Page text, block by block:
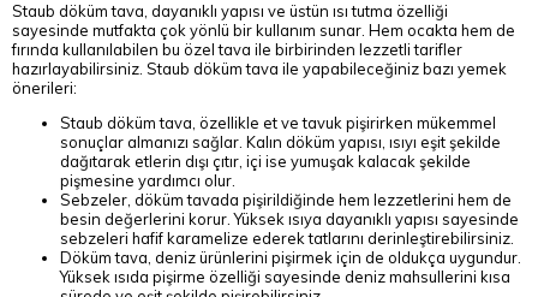
Staub döküm tava, dayanıklı yapısı ve üstün ısı tutma özelliği
sayesinde mutfakta çok yönlü bir kullanım sunar. Hem ocakta hem de
fırında kullanılabilen bu özel tava ile birbirinden lezzetli tarifler
hazırlayabilirsiniz. Staub döküm tava ile yapabileceğiniz bazı yemek
önerileri:
Staub döküm tava, özellikle et ve tavuk pişirirken mükemmel
sonuçlar almanızı sağlar. Kalın döküm yapısı, ısıyı eşit şekilde
dağıtarak etlerin dışı çıtır, içi ise yumuşak kalacak şekilde
pişmesine yardımcı olur.
Sebzeler, döküm tavada pişirildiğinde hem lezzetlerini hem de
besin değerlerini korur. Yüksek ısıya dayanıklı yapısı sayesinde
sebzeleri hafif karamelize ederek tatlarını derinleştirebilirsiniz.
Döküm tava, deniz ürünlerini pişirmek için de oldukça uygundur.
Yüksek ısıda pişirme özelliği sayesinde deniz mahsullerini kısa